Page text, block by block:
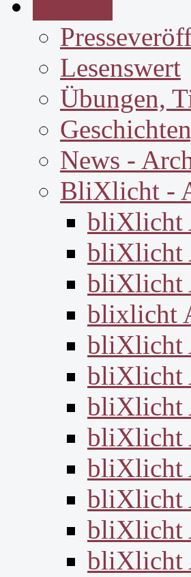
Lesenswert
Übungen,
News -
BliXlicht -
bliXlicht
bliXlicht
bliXlicht
blixlicht
bliXlicht
bliXlicht
bliXlicht
bliXlicht
bliXlicht
bliXlicht
bliXlicht
bliXlicht